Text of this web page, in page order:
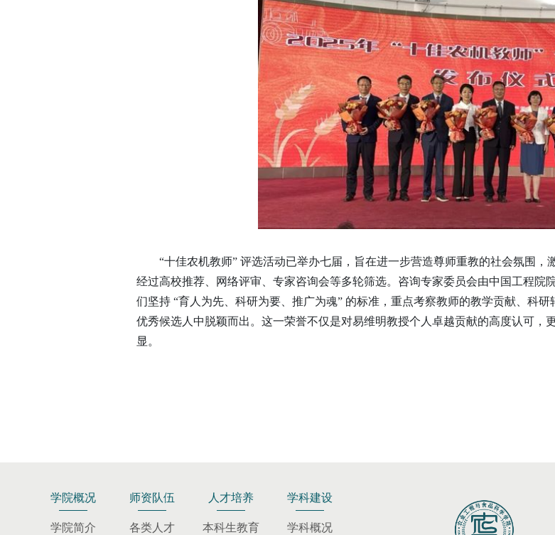
“十佳农机教师” 评选活动已举办七届，旨在进一步营造尊师重教的社会氛围
经过高校推荐、网络评审、专家咨询会等多轮筛选。咨询专家委员会由中国工程院
们坚持 “育人为先、科研为要、推广为魂” 的标准，重点考察教师的教学贡献、科
优秀候选人中脱颖而出。这一荣誉不仅是对易维明教授个人卓越贡献的高度认可，
显。
学院概况
学院简介
师资队伍
各类人才
人才培养
本科生教育
学科建设
学科概况